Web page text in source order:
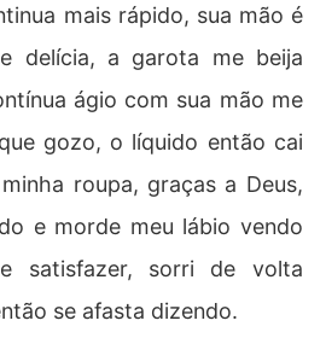
mais rápido, sua mão é
delícia, a garota me beija
ágio com sua mão me
gozo, o líquido então cai
roupa, graças a Deus,
e morde meu lábio vendo
satisfazer, sorri de volta
se afasta dizendo.